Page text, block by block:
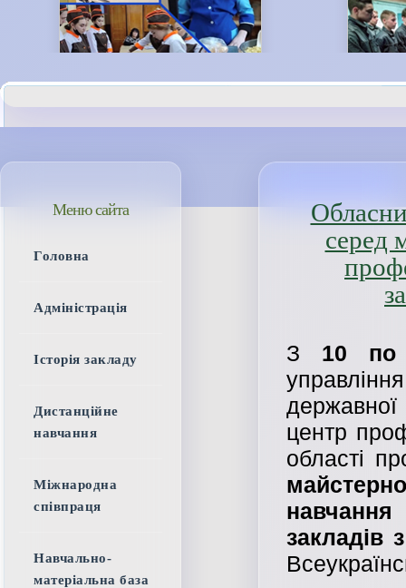
серед
З 10 по
державної
центр
області
навчання
закладів
Меню сайта
Головна
Адміністрація
Історія закладу
Дистанційне
навчання
Міжнародна
співпраця
Навчально-
матеріальна база